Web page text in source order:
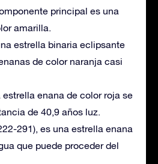
principal es una
amarilla.
estrella binaria eclipsante
de color naranja casi
estrella enana de color roja se
de 40,9 años luz.
291), es una estrella enana
que puede proceder del